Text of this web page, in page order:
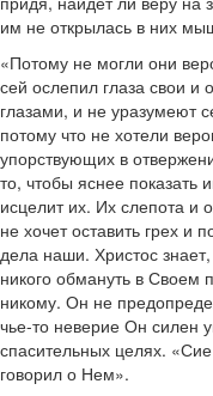
им не открылась в них
«Потому не могли они
сей ослепил глаза свои и
глазами, и не уразумеют
потому что не хотели
упорствующих в
то, чтобы яснее показать
исцелит их. Их слепота и
не хочет оставить грех и
дела наши. Христос
никого обмануть в Своем
никому. Он не
чье-то неверие Он силен
спасительных целях.
говорил о Нем».